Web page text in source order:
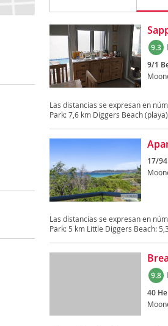
9.3
9/1
Las distancias se expresan en
Park: 7,6 km Diggers Beach
17/
Las distancias se expresan en
Park: 5 km Little Diggers Beach:
9.8
40